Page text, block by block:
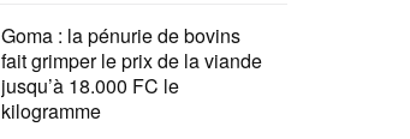
Goma : la pénurie de bovins
fait grimper le prix de la viande
jusqu’à 18.000 FC le
kilogramme